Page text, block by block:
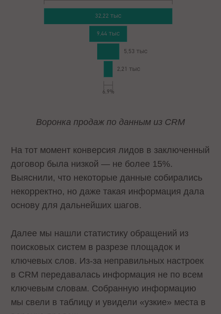
Воронка продаж по данным из CRM
На тот момент конверсия лидов в заключенный
договор была низкой — не более 15%.
Выяснили, что некоторые данные собирались
некорректно, но даже такая информация дала
основу для дальнейших шагов.
Далее мы нашли статистику обращений из
поисковых систем в разрезе площадок и
ключевых слов. Из-за неправильных настроек
в CRM передавалась информация не по всем
ключевым словам. Собранную информацию
мы свели в таблицу и увидели «узкие» места в